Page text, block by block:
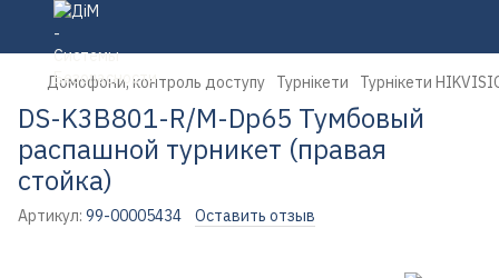
Домофони, контроль доступу Турнікети Турнікети
DS-K3B801-R/M-Dp65 Тумбовый
распашной турникет (правая
стойка)
Артикул: 99-00005434 Оставить отзыв